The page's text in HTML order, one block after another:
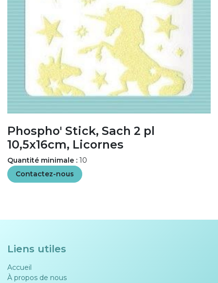
Phospho' Stick, Sach 2 pl
10,5x16cm, Licornes
Quantité minimale : 10
Contactez-nous
Liens utiles
Accueil
À propos de nous